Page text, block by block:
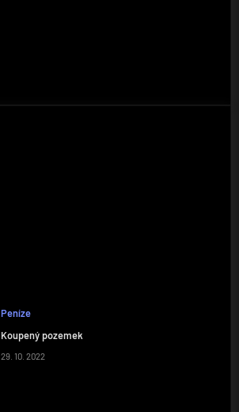
Peníze
Koupený pozemek
29. 10. 2022